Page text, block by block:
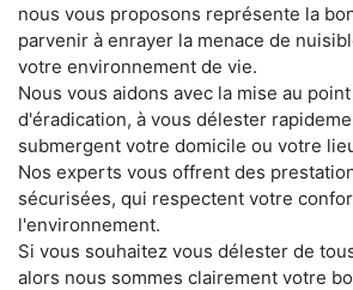
nous vous proposons représente la
parvenir à enrayer la menace de
votre environnement de vie.
Nous vous aidons avec la mise au
d'éradication, à vous délester
submergent votre domicile ou votre
Nos experts vous offrent des
sécurisées, qui respectent votre
l'environnement.
Si vous souhaitez vous délester de
alors nous sommes clairement votre